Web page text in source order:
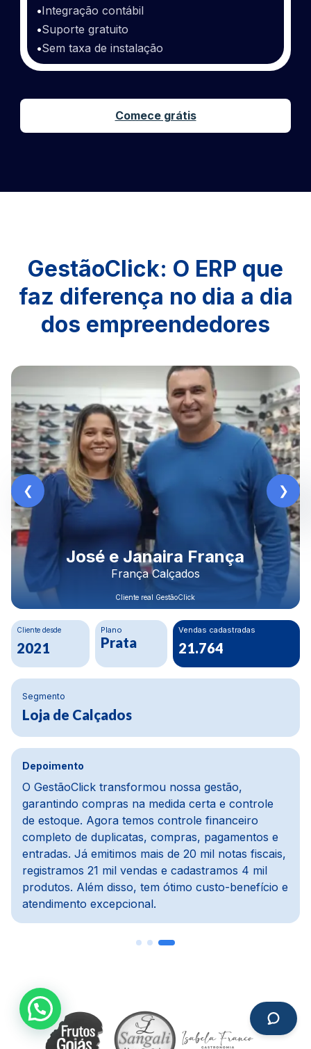
•Integração contábil
•Suporte gratuito
•Sem taxa de instalação
Comece grátis
GestãoClick: O ERP que
faz diferença no dia a dia
dos empreendedores
Rodrigo Morais
Construbeto Materiais LTDA
Cliente real GestãoClick
Cliente desde
2020
Plano
Ouro
Crescimento Financeiro
80%
Segmento
Materiais de construção
Depoimento
Na parte financeira, a mudança foi da água para
o vinho, melhoramos cerca de 80%. Usávamos
um ERP defasado, e com o GestãoClick tudo ficou
mais dinâmico e automático. O módulo de pedidos
e PDV é prático, e o módulo de compras é um
dos meus preferidos, pois importa notas, concilia
com o financeiro e agiliza todo o processo.